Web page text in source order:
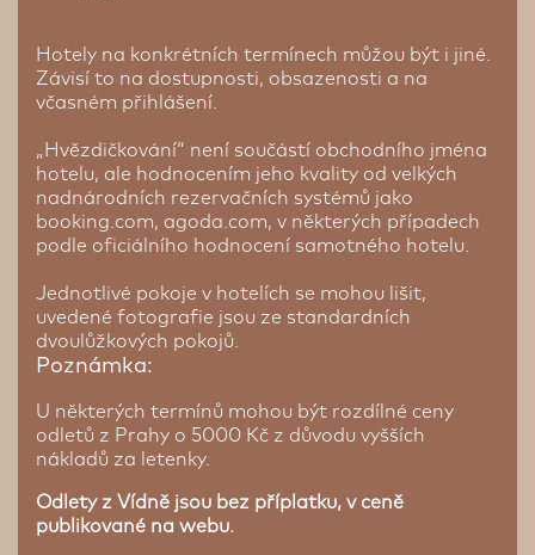
Hotely na konkrétních termínech můžou být i jiné.
Závisí to na dostupnosti, obsazenosti a na
včasném přihlášení.
„Hvězdičkování“ není součástí obchodního jména
hotelu, ale hodnocením jeho kvality od velkých
nadnárodních rezervačních systémů jako
booking.com, agoda.com, v některých případech
podle oficiálního hodnocení samotného hotelu.
Jednotlivé pokoje v hotelích se mohou lišit,
uvedené fotografie jsou ze standardních
dvoulůžkových pokojů.
Poznámka:
U některých termínů mohou být rozdílné ceny
odletů z Prahy o 5000 Kč z důvodu vyšších
nákladů za letenky.
Odlety z Vídně jsou bez příplatku, v ceně
publikované na webu.